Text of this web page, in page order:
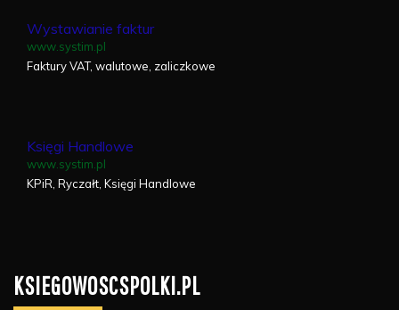
Wystawianie faktur
www.systim.pl
Faktury VAT, walutowe, zaliczkowe
Księgi Handlowe
www.systim.pl
KPiR, Ryczałt, Księgi Handlowe
KSIEGOWOSCSPOLKI.PL